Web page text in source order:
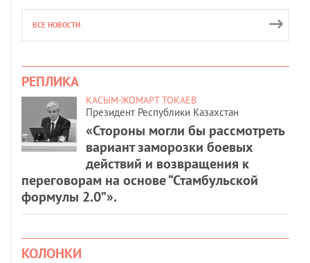
ВСЕ НОВОСТИ
РЕПЛИКА
КАСЫМ-ЖОМАРТ ТОКАЕВ
Президент Республики Казахстан
«Стороны могли бы рассмотреть
вариант заморозки боевых
действий и возвращения к
переговорам на основе “Стамбульской
формулы 2.0”».
КОЛОНКИ